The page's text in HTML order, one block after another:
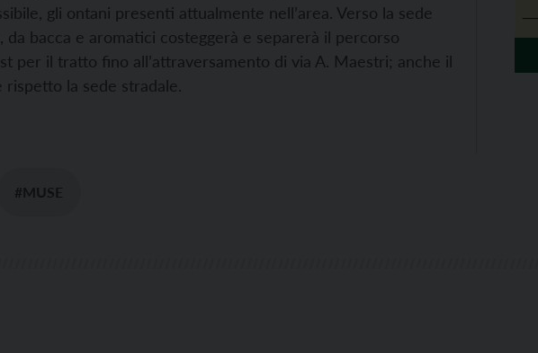
gli ontani presenti attualmente nell’area. Verso la sede
da bacca e aromatici costeggerà e separerà il percorso
per il tratto fino all’attraversamento di via A. Maestri; anche il
rispetto la sede stradale.
#MUSE